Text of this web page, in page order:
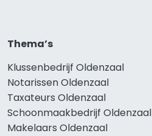
Thema’s
Klussenbedrijf Oldenzaal
Notarissen Oldenzaal
Taxateurs Oldenzaal
Schoonmaakbedrijf Oldenzaal
Makelaars Oldenzaal